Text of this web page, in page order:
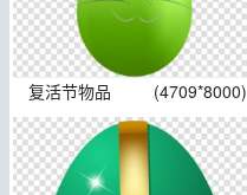
复活节物品 (4709*8000)